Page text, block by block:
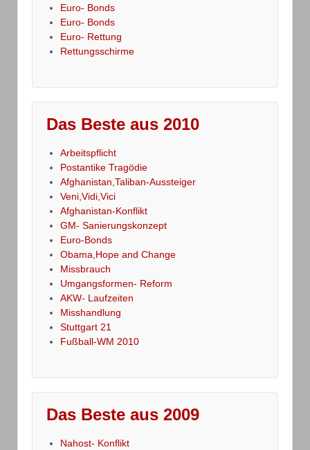
Euro- Bonds
Euro- Bonds
Euro- Rettung
Rettungsschirme
Das Beste aus 2010
Arbeitspflicht
Postantike Tragödie
Afghanistan,Taliban-Aussteiger
Veni,Vidi,Vici
Afghanistan-Konflikt
GM- Sanierungskonzept
Euro-Bonds
Obama,Hope and Change
Missbrauch
Umgangsformen- Reform
AKW- Laufzeiten
Misshandlung
Stuttgart 21
Fußball-WM 2010
Das Beste aus 2009
Nahost- Konflikt